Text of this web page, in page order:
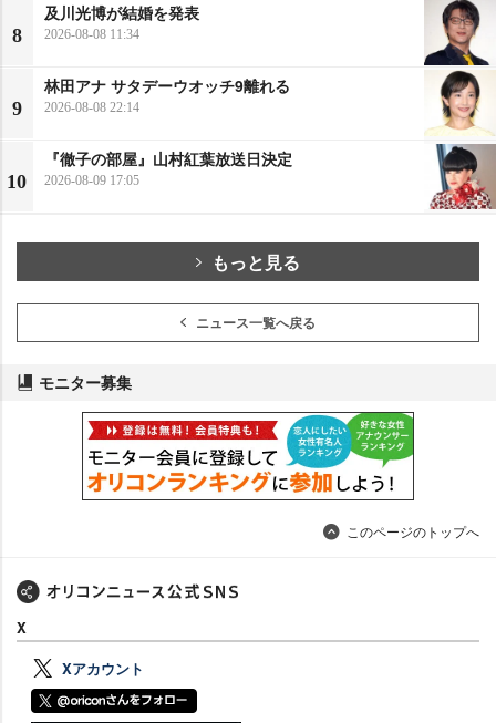
8
及川光博が結婚を発表
2026-08-08 11:34
9
林田アナ サタデーウオッチ9離れる
2026-08-08 22:14
10
『徹子の部屋』山村紅葉放送日決定
2026-08-09 17:05
もっと見る
ニュース一覧へ戻る
モニター募集
このページのトップへ
X
Xアカウント